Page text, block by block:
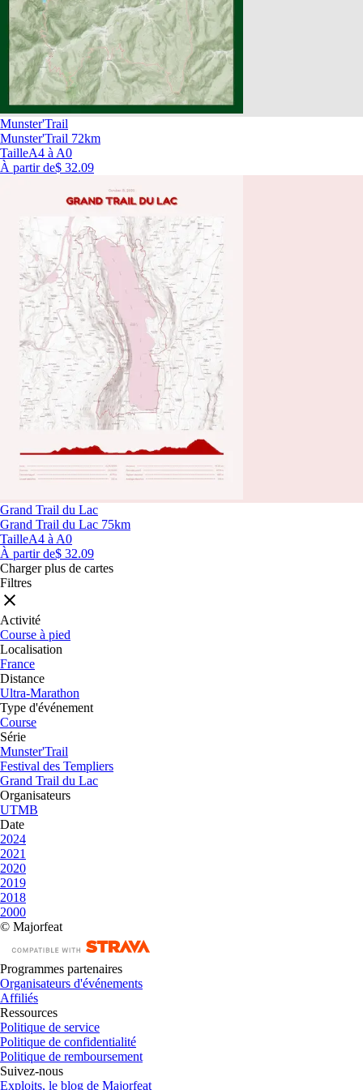
Munster'Trail
Munster'Trail 72km
TailleA4 à A0
À partir de$ 32.09
Grand Trail du Lac
Grand Trail du Lac 75km
TailleA4 à A0
À partir de$ 32.09
Charger plus de cartes
Filtres
Activité
Course à pied
Localisation
France
Distance
Ultra-Marathon
Type d'événement
Course
Série
Munster'Trail
Festival des Templiers
Grand Trail du Lac
Organisateurs
UTMB
Date
2024
2021
2020
2019
2018
2000
© Majorfeat
Programmes partenaires
Organisateurs d'événements
Affiliés
Ressources
Politique de service
Politique de confidentialité
Politique de remboursement
Suivez-nous
Exploits, le blog de Majorfeat